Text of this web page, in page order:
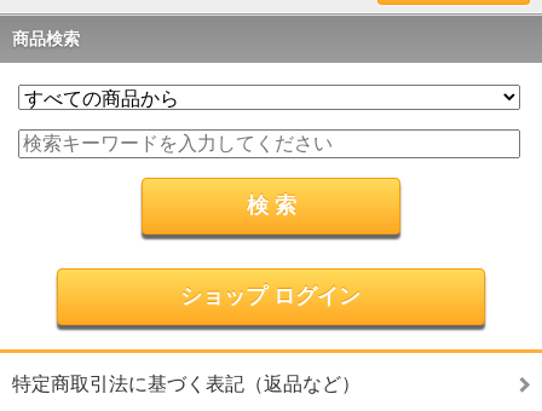
商品検索
ショップ ログイン
特定商取引法に基づく表記（返品など）